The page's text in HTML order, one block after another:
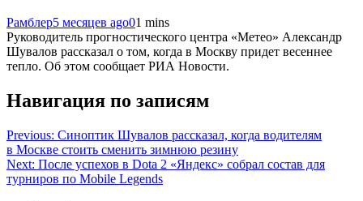
Рамблер5 месяцев ago01 mins
Руководитель прогностического центра «Метео» Александр
Шувалов рассказал о том, когда в Москву придет весеннее
тепло. Об этом сообщает РИА Новости.
Навигация по записям
Previous: Синоптик Шувалов рассказал, когда водителям
в Москве стоить сменить зимнюю резину
Next: После успехов в Dota 2 «Яндекс» собрал состав для
турниров по Mobile Legends